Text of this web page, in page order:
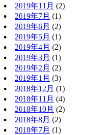
2019年11月 (2)
2019年7月 (1)
2019年6月 (2)
2019年5月 (1)
2019年4月 (2)
2019年3月 (1)
2019年2月 (2)
2019年1月 (3)
2018年12月 (1)
2018年11月 (4)
2018年10月 (2)
2018年8月 (2)
2018年7月 (1)